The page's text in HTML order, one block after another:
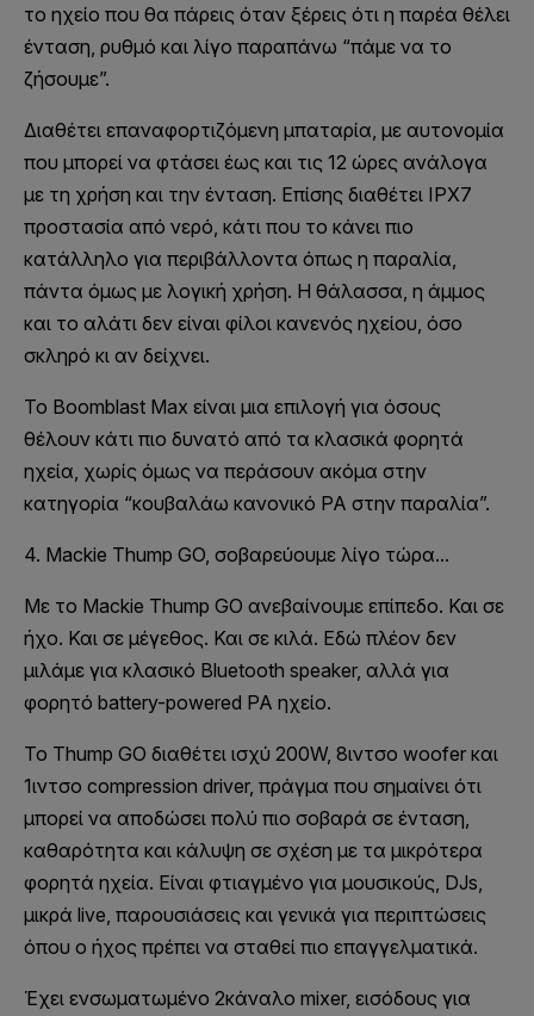
το ηχείο που θα πάρεις όταν ξέρεις ότι η παρέα θέλει
ένταση, ρυθμό και λίγο παραπάνω “πάμε να το
ζήσουμε”.
Διαθέτει επαναφορτιζόμενη μπαταρία, με αυτονομία
που μπορεί να φτάσει έως και τις 12 ώρες ανάλογα
με τη χρήση και την ένταση. Επίσης διαθέτει IPX7
προστασία από νερό, κάτι που το κάνει πιο
κατάλληλο για περιβάλλοντα όπως η παραλία,
πάντα όμως με λογική χρήση. Η θάλασσα, η άμμος
και το αλάτι δεν είναι φίλοι κανενός ηχείου, όσο
σκληρό κι αν δείχνει.
Το Boomblast Max είναι μια επιλογή για όσους
θέλουν κάτι πιο δυνατό από τα κλασικά φορητά
ηχεία, χωρίς όμως να περάσουν ακόμα στην
κατηγορία “κουβαλάω κανονικό PA στην παραλία”.
4. Mackie Thump GO, σοβαρεύουμε λίγο τώρα...
Με το Mackie Thump GO ανεβαίνουμε επίπεδο. Και σε
ήχο. Και σε μέγεθος. Και σε κιλά. Εδώ πλέον δεν
μιλάμε για κλασικό Bluetooth speaker, αλλά για
φορητό battery-powered PA ηχείο.
Το Thump GO διαθέτει ισχύ 200W, 8ιντσο woofer και
1ιντσο compression driver, πράγμα που σημαίνει ότι
μπορεί να αποδώσει πολύ πιο σοβαρά σε ένταση,
καθαρότητα και κάλυψη σε σχέση με τα μικρότερα
φορητά ηχεία. Είναι φτιαγμένο για μουσικούς, DJs,
μικρά live, παρουσιάσεις και γενικά για περιπτώσεις
όπου ο ήχος πρέπει να σταθεί πιο επαγγελματικά.
Έχει ενσωματωμένο 2κάναλο mixer, εισόδους για